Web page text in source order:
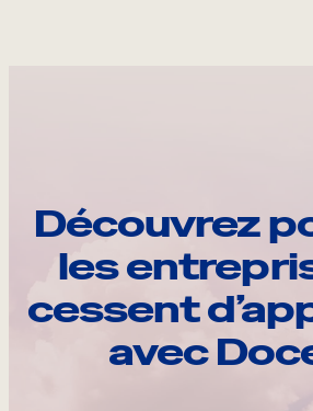
Découvrez
les
cessent
avec